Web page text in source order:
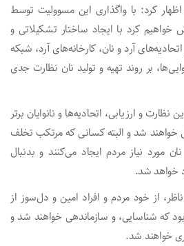
کرد: با واگذاری این مسوولیت توسط
خواهیم کرد با ایجاد ساختار تشکیلاتی و
آرد و نان، کارخانه‌های آرد، شبکه
بر روند تهیه و تولید نان نظارت جدی
و ارزیابی، اتحادیه‌ها و نانوایان برتر
خواهند شد و البته کسانی که مرتکب تخلف
مورد نیاز مردم ایجاد می‌کنند و بدنبال
خواهد شد.
از خود مردم و افراد امین و دل‌سوز از
که شناسایی، و سازماندهی خواهند شد و
خواهند شد.